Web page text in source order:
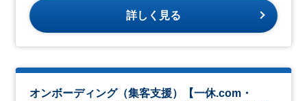
詳しく見る
オンボーディング（集客支援）【一休.com・